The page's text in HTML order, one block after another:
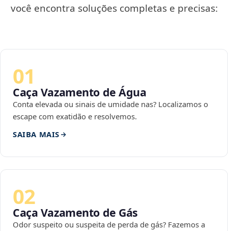
você encontra soluções completas e precisas:
01
Caça Vazamento de Água
Conta elevada ou sinais de umidade nas? Localizamos o
escape com exatidão e resolvemos.
SAIBA MAIS
02
Caça Vazamento de Gás
Odor suspeito ou suspeita de perda de gás? Fazemos a